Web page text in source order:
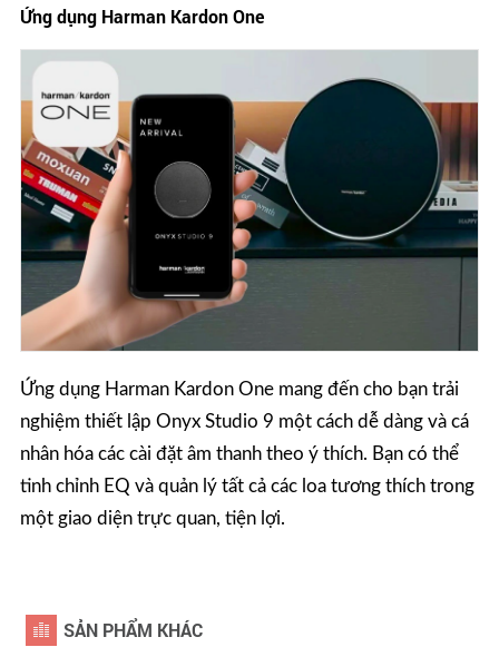
Ứng dụng Harman Kardon One
Ứng dụng Harman Kardon One mang đến cho bạn trải
nghiệm thiết lập Onyx Studio 9 một cách dễ dàng và cá
nhân hóa các cài đặt âm thanh theo ý thích. Bạn có thể
tinh chỉnh EQ và quản lý tất cả các loa tương thích trong
một giao diện trực quan, tiện lợi.
SẢN PHẨM KHÁC